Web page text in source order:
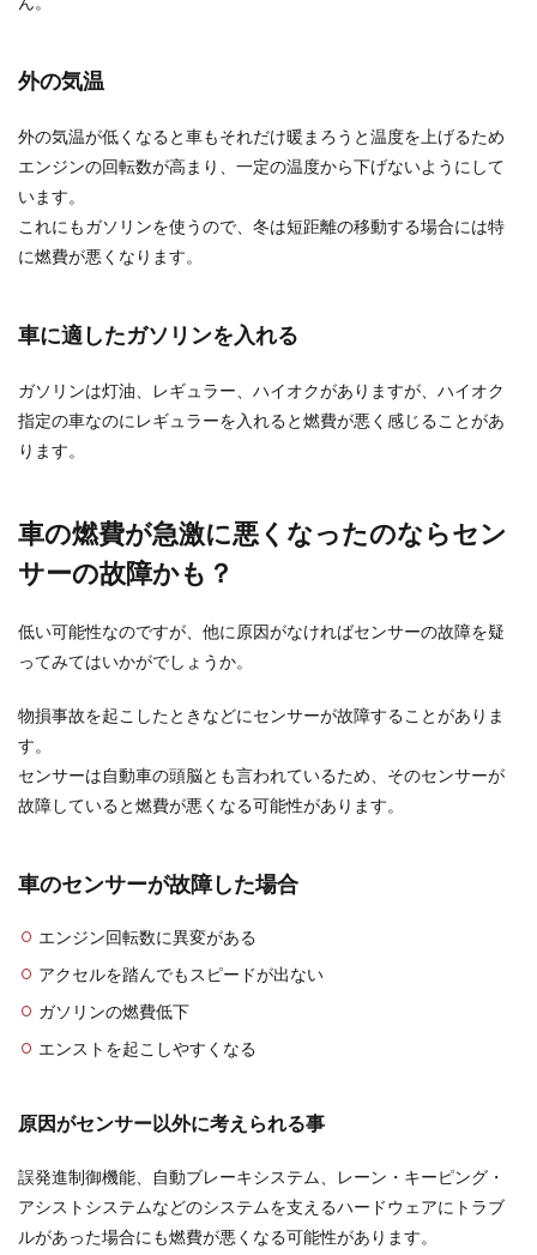
サングラスのテンプルに歪みがあった
ますが、長く...
壁や窓ぎわにあるガーランドはお部屋を明るくし
てくれて、お子様がいるご家庭にもぴったりで
す。 ガーラ...
フラダンスの発表会の費用について場
代はもちろん、会場費など教室によって生徒も負
担することに...
風船を浮かせる裏技をご紹介！子供の
誕生会を盛り上げましょう
子供の誕生会を自宅でする場合、どんな飾りつけ
釣り女子が気になるトイレ事情につい
釣りは男性のイメージがありますが、最近は釣り
を楽しむ釣り女子も増えています。 釣りの方法
外の気温
外の気温が低くなると車もそれだけ暖まろうと温度を上げるため
エンジンの回転数が高まり、一定の温度から下げないようにして
います。
これにもガソリンを使うので、冬は短距離の移動する場合には特
に燃費が悪くなります。
車に適したガソリンを入れる
ガソリンは灯油、レギュラー、ハイオクがありますが、ハイオク
指定の車なのにレギュラーを入れると燃費が悪く感じることがあ
ります。
車の燃費が急激に悪くなったのならセン
サーの故障かも？
低い可能性なのですが、他に原因がなければセンサーの故障を疑
ってみてはいかがでしょうか。
物損事故を起こしたときなどにセンサーが故障することがありま
す。
センサーは自動車の頭脳とも言われているため、そのセンサーが
故障していると燃費が悪くなる可能性があります。
車のセンサーが故障した場合
エンジン回転数に異変がある
アクセルを踏んでもスピードが出ない
ガソリンの燃費低下
エンストを起こしやすくなる
原因がセンサー以外に考えられる事
誤発進制御機能、自動ブレーキシステム、レーン・キーピング・
アシストシステムなどのシステムを支えるハードウェアにトラブ
ルがあった場合にも燃費が悪くなる可能性があります。